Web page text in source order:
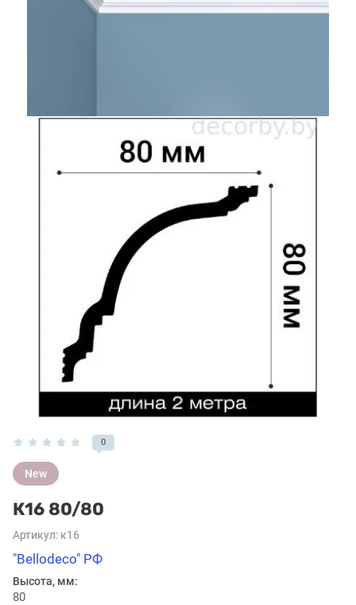
0
New
К16 80/80
Артикул: к16
"Bellodeco" РФ
Высота, мм:
80